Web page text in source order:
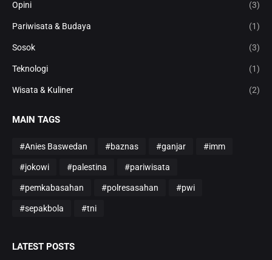
Opini (3)
Pariwisata & Budaya (1)
Sosok (3)
Teknologi (1)
Wisata & Kuliner (2)
MAIN TAGS
#Anies Baswedan #baznas #ganjar #imm
#jokowi #palestina #pariwisata
#pemkabasahan #polresasahan #pwi
#sepakbola #tni
LATEST POSTS